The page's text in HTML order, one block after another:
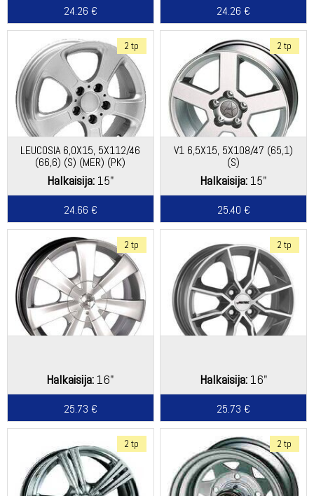
24.26 € 24.26 €
2 tp
LEUCOSIA 6,0X15, 5X112/46
(66,6) (S) (MER) (PK)
Halkaisija:15"
24.66 €
2 tp
V1 6,5X15, 5X108/47 (65,1)
(S)
Halkaisija: 15"
25.40 €
2 tp
Halkaisija: 16"
25.73 €
2 tp
Halkaisija:16"
25.73 €
2 tp 2 tp